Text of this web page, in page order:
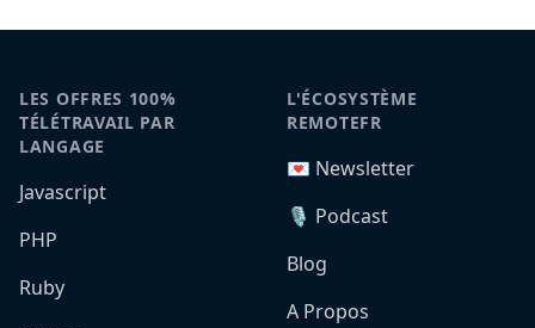
LES OFFRES 100%
TÉLÉTRAVAIL PAR
LANGAGE
Javascript
PHP
Ruby
L'ÉCOSYSTÈME
REMOTEFR
💌 Newsletter
🎙️ Podcast
Blog
A Propos